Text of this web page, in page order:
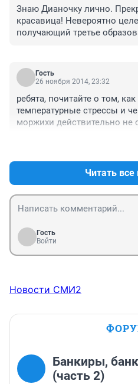
А внешне очень
разных городов любят
таких девушек было!!!
Знаю Дианочку лично.
красавица! Невероятно
получающий третье
модель, отличная
ЧЕЛОВЕК!!
Дорогие комментаторы,
ПРЕКРАСНО! Здоровье
статью про неё в интернете,
поборола серьёзную
Я все это к тому, что
! Поэтому , позаботьтесь в
будьте здоровы, берегите
Гость
26 ноября 2014, 23:32
ребята, почитайте о том,
температурные стрессы и
моржихи действительно не
Читать
Гость
Войти
Новости СМИ2
Банкиры,
(часть 2)